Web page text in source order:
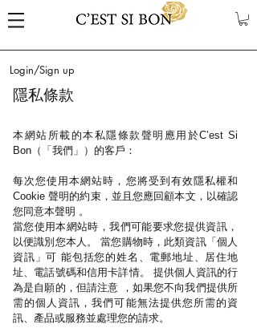
Login/Sign up
隱私條款
本網站所載的本私隱條款聲明應用於C’est Si
Bon（「我們」）的客戶：
每次您使用本網站時，您將受到有效隱私權和
Cookie 聲明的約束，並且您應回顧本文，以確認
您同意本聲明 。
當您使用本網站時，我們可能要求您提供資訊，
以便識別您本人。 當您購物時，此類資訊「個人
資訊」可 能包括您的姓名、電郵地址、居住地
址、電話號碼和信用卡詳情。 提供個人資訊的行
為是自願的，但請注意 ，如果您不向我們提供所
需的個人資訊，我們可能無法提供您所需的資
訊、產品或服務並處理您的請求。